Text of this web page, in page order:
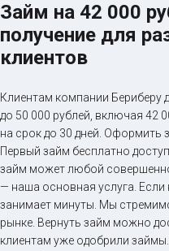
Займ на 42 000
получение для
клиентов
Клиентам компании Бериберу
до 50 000 рублей, включая 42
на срок до 30 дней.
Первый займ бесплатно
займ может любой
— наша основная услуга.
занимает минуты. Мы
рынке. Вернуть займ можно
клиентам уже одобрили